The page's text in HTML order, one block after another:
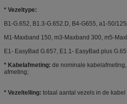
* Vezeltype:
B1-G.652, B1.3-G.652.D, B4-G655, a1-50/
M1-Maxband 150, m3-Maxband 300, m5-
E1- EasyBad G.657, E1.1- EasyBad plus
* Kabelafmeting: de nominale
afmeting;
* Vezeltelling: totaal aantal vezels in de kabel